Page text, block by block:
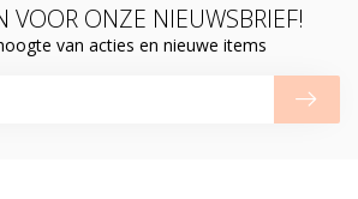
VOOR ONZE NIEUWSBRIEF!
van acties en nieuwe items